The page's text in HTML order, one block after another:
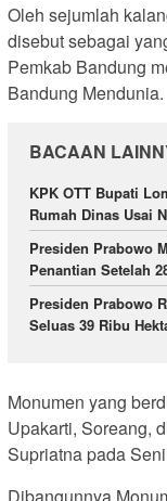
Oleh sejumlah
disebut sebagai
Pemkab Bandung
Bandung Mendunia.
BACAAN
KPK OTT Bupati
Rumah Dinas Usai
Presiden Prabowo
Penantian Setelah
Presiden Prabowo
Seluas 39 Ribu
Monumen yang
Upakarti, Soreang,
Supriatna pada